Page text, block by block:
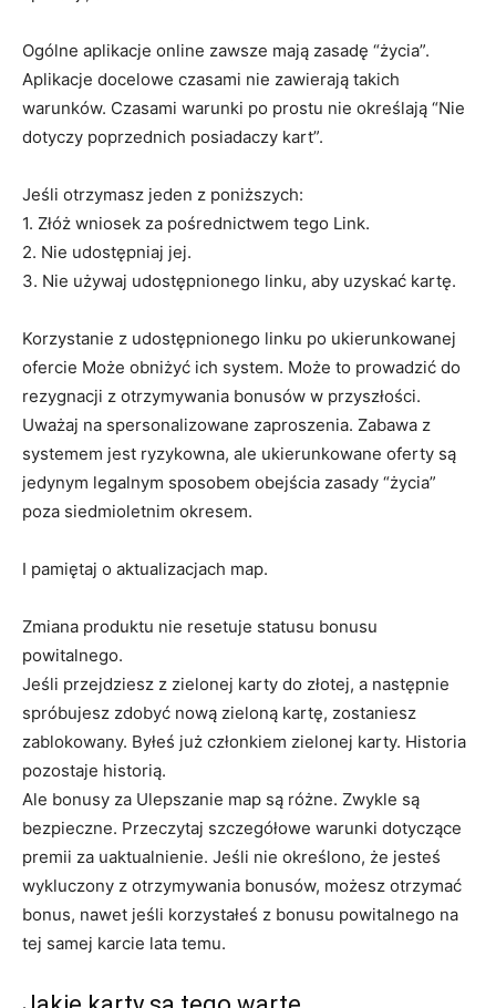
Ogólne aplikacje online zawsze mają zasadę “życia”.
Aplikacje docelowe czasami nie zawierają takich
warunków. Czasami warunki po prostu nie określają “Nie
dotyczy poprzednich posiadaczy kart”.
Jeśli otrzymasz jeden z poniższych:
1. Złóż wniosek za pośrednictwem tego Link.
2. Nie udostępniaj jej.
3. Nie używaj udostępnionego linku, aby uzyskać kartę.
Korzystanie z udostępnionego linku po ukierunkowanej
ofercie Może obniżyć ich system. Może to prowadzić do
rezygnacji z otrzymywania bonusów w przyszłości.
Uważaj na spersonalizowane zaproszenia. Zabawa z
systemem jest ryzykowna, ale ukierunkowane oferty są
jedynym legalnym sposobem obejścia zasady “życia”
poza siedmioletnim okresem.
I pamiętaj o aktualizacjach map.
Zmiana produktu nie resetuje statusu bonusu
powitalnego.
Jeśli przejdziesz z zielonej karty do złotej, a następnie
spróbujesz zdobyć nową zieloną kartę, zostaniesz
zablokowany. Byłeś już członkiem zielonej karty. Historia
pozostaje historią.
Ale bonusy za Ulepszanie map są różne. Zwykle są
bezpieczne. Przeczytaj szczegółowe warunki dotyczące
premii za uaktualnienie. Jeśli nie określono, że jesteś
wykluczony z otrzymywania bonusów, możesz otrzymać
bonus, nawet jeśli korzystałeś z bonusu powitalnego na
tej samej karcie lata temu.